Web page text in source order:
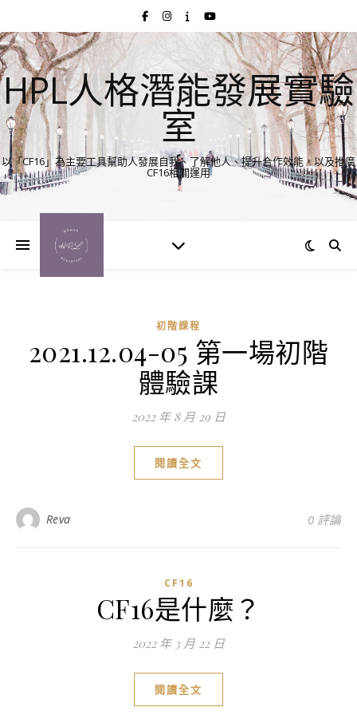
HPL人格潛能發展實驗
室
以「CF16」為主要工具幫助人發展自我、了解他人、提升合作效能，以及推廣
CF16相關運用
初階課程
2021.12.04-05 第一場初階
體驗課
2022 年 8 月 29 日
閱讀全文
Reva 0 評論
CF16
CF16是什麼？
2022 年 3 月 22 日
閱讀全文